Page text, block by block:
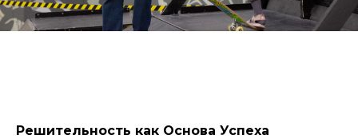
Решительность как Основа Успеха